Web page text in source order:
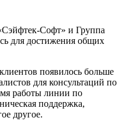
Софт» и Группа
для достижения общих
появилось больше
для консультаций по
работы линии по
поддержка,
другое.